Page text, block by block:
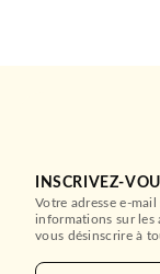
INSCRIVEZ-
Votre adresse e-
informations sur les
vous désinscrire à